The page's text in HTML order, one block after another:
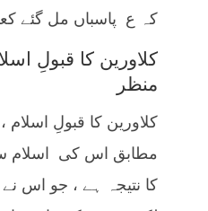
کہ ع پاسباں مل گئے
کلاورین کا قبولِ
منظر
کلاورین کا قبولِ اسلام
مطابق اس کی اسلام
کا نتیجہ ہے ، جو اس